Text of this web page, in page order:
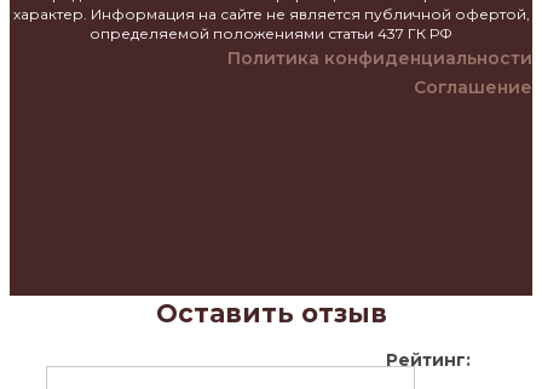
характер. Информация на сайте не является публичной офертой,
определяемой положениями статьи 437 ГК РФ
Политика конфиденциальности
Соглашение
Оставить отзыв
Рейтинг: